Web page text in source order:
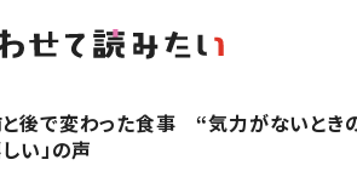
後で変わった食事 “気力がないとき
い」の声